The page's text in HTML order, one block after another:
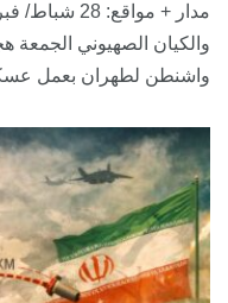
والكيان الصهيوني الجمعة
واشنطن لطهران بعمل